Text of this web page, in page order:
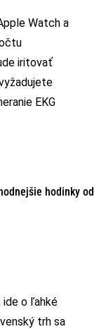
Watch a
iritovať
EKG
hodinky od
ide o ľahké
trh sa